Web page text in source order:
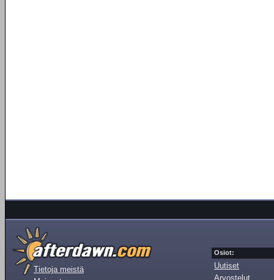
Tietoja meistä
Osiot:
Uutiset
Arvostelut